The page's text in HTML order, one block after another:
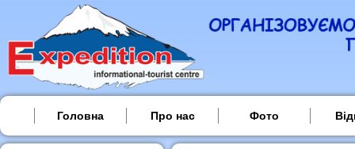
Головна Про нас Фото